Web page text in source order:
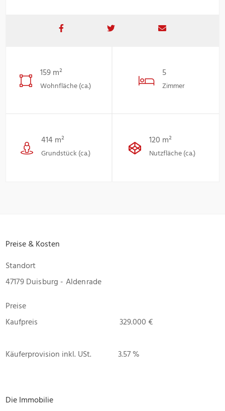
159 m²
Wohnfläche (ca.)
5
Zimmer
414 m²
Grundstück (ca.)
120 m²
Nutzfläche (ca.)
Preise & Kosten
Standort
47179 Duisburg - Aldenrade
Preise
Kaufpreis
329.000 €
Käuferprovision inkl. USt. 3.57 %
Die Immobilie